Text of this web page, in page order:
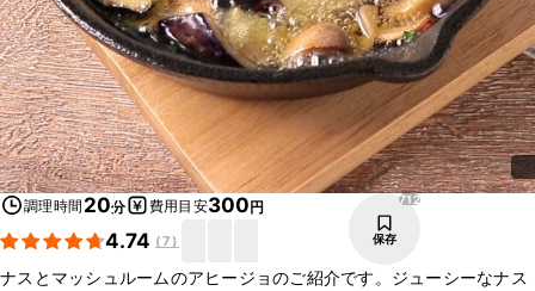
調理時間 20分 費用目安300円
4.74 (7)
712
保存
ナスとマッシュルームのアヒージョのご紹介です。ジューシーなナス